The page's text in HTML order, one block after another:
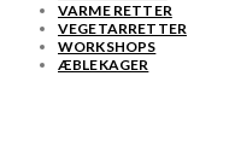
VARME RETTER
VEGETARRETTER
WORKSHOPS
ÆBLEKAGER